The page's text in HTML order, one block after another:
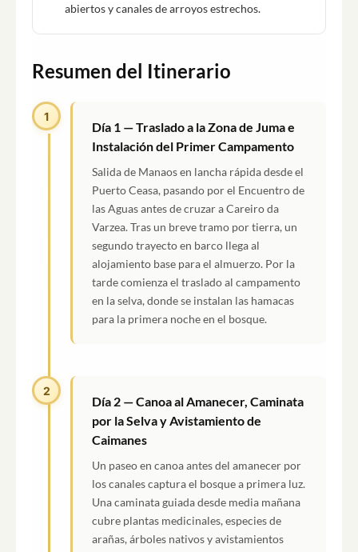
abiertos y canales de arroyos estrechos.
Resumen del Itinerario
1
Día 1 — Traslado a la Zona de Juma e
Instalación del Primer Campamento
Salida de Manaos en lancha rápida desde el
Puerto Ceasa, pasando por el Encuentro de
las Aguas antes de cruzar a Careiro da
Varzea. Tras un breve tramo por tierra, un
segundo trayecto en barco llega al
alojamiento base para el almuerzo. Por la
tarde comienza el traslado al campamento
en la selva, donde se instalan las hamacas
para la primera noche en el bosque.
2
Día 2 — Canoa al Amanecer, Caminata
por la Selva y Avistamiento de
Caimanes
Un paseo en canoa antes del amanecer por
los canales captura el bosque a primera luz.
Una caminata guiada desde media mañana
cubre plantas medicinales, especies de
arañas, árboles nativos y avistamientos